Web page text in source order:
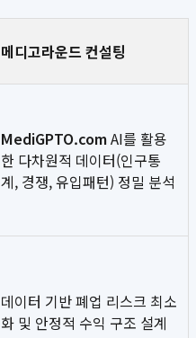
메디고라운드 컨설팅
MediGPTO.comAI를 활용
한 다차원적 데이터(인구통
계, 경쟁, 유입패턴) 정밀 분석
데이터 기반 폐업 리스크 최소
화 및 안정적 수익 구조 설계